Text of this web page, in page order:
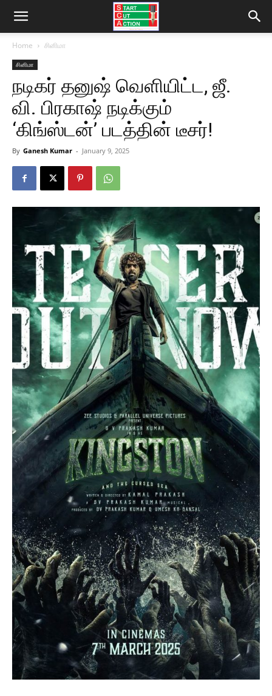
Home சினிமா
சினிமா
நடிகர் தனுஷ் வெளியிட்ட, ஜீ.
வி. பிரகாஷ் நடிக்கும்
‘கிங்ஸ்டன்’ படத்தின் டீசர்!
By Ganesh Kumar - January 9, 2025